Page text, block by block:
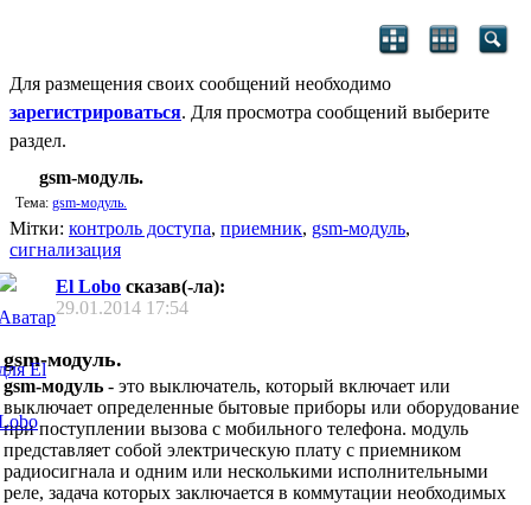
Для размещения своих сообщений необходимо
зарегистрироваться. Для просмотра сообщений выберите
раздел.
gsm-модуль.
Тема: gsm-модуль.
Мітки: контроль доступа, приемник, gsm-модуль,
сигнализация
El Lobo сказав(-ла):
29.01.2014 17:54
gsm-модуль.
gsm-модуль - это выключатель, который включает или
выключает определенные бытовые приборы или оборудование
при поступлении вызова с мобильного телефона. модуль
представляет собой электрическую плату с приемником
радиосигнала и одним или несколькими исполнительными
реле, задача которых заключается в коммутации необходимых